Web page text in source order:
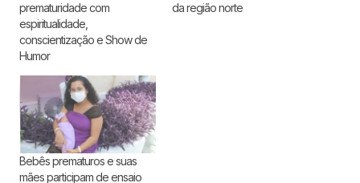
prematuridade com
espiritualidade,
conscientização e Show de
Humor
da região norte
Bebês prematuros e suas
mães participam de ensaio